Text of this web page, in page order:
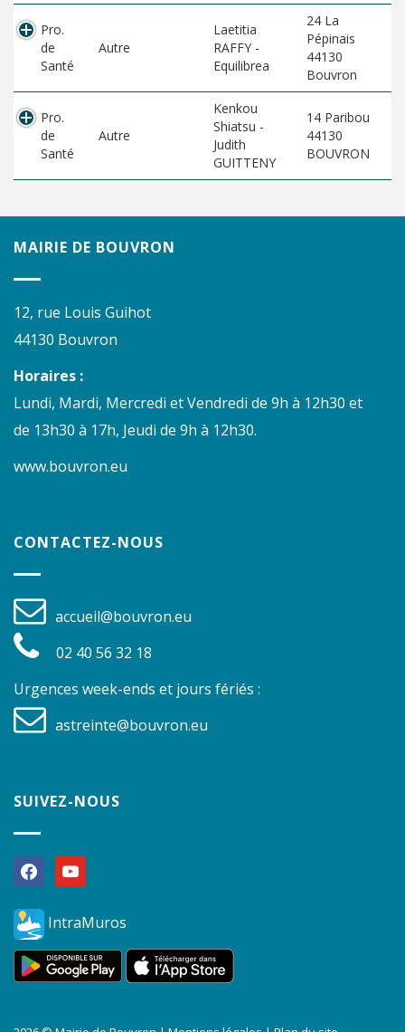
Pro.
de
Santé
Autre
Laetitia
RAFFY -
Equilibrea
24 La
Pépinais
44130
Bouvron
Pro.
de
Santé
Autre
Kenkou
Shiatsu -
Judith
GUITTENY
14 Paribou
44130
BOUVRON
MAIRIE DE BOUVRON
12, rue Louis Guihot
44130 Bouvron
Horaires :
Lundi, Mardi, Mercredi et Vendredi de 9h à 12h30 et
de 13h30 à 17h, Jeudi de 9h à 12h30.
www.bouvron.eu
CONTACTEZ-NOUS
accueil@bouvron.eu
02 40 56 32 18
Urgences week-ends et jours fériés :
astreinte@bouvron.eu
SUIVEZ-NOUS
facebookyoutube
IntraMuros